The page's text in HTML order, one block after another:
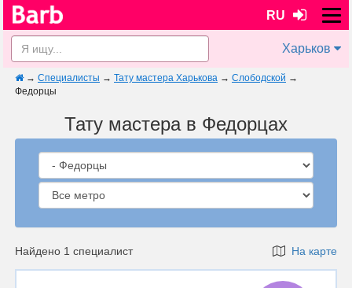
RU
Харьков
→ Специалисты → Тату мастера Харькова → Слободской →
Федорцы
Тату мастера в Федорцах
Найдено 1 специалист На карте